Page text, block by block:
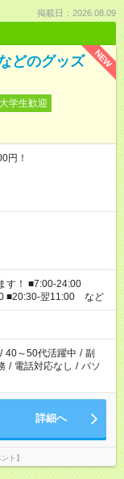
掲載日：2026.08.09
NEW
どのグッズ
大学生歓迎
円！
す！ ■7:00-24:00
■20:30-翌11:00 など
/ 40～50代活躍中 / 副
/ 電話対応なし / パソ
詳細へ
ト】